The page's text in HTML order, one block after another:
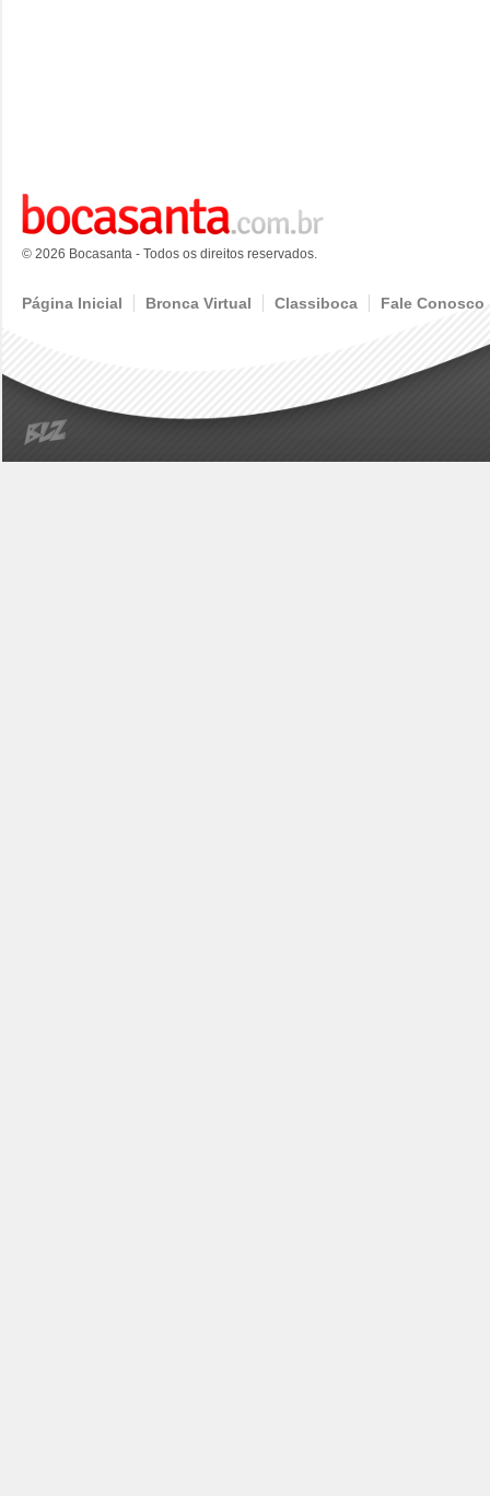
© 2026 Bocasanta - Todos os direitos reservados.
Página Inicial Bronca Virtual Classiboca Fale Conosco